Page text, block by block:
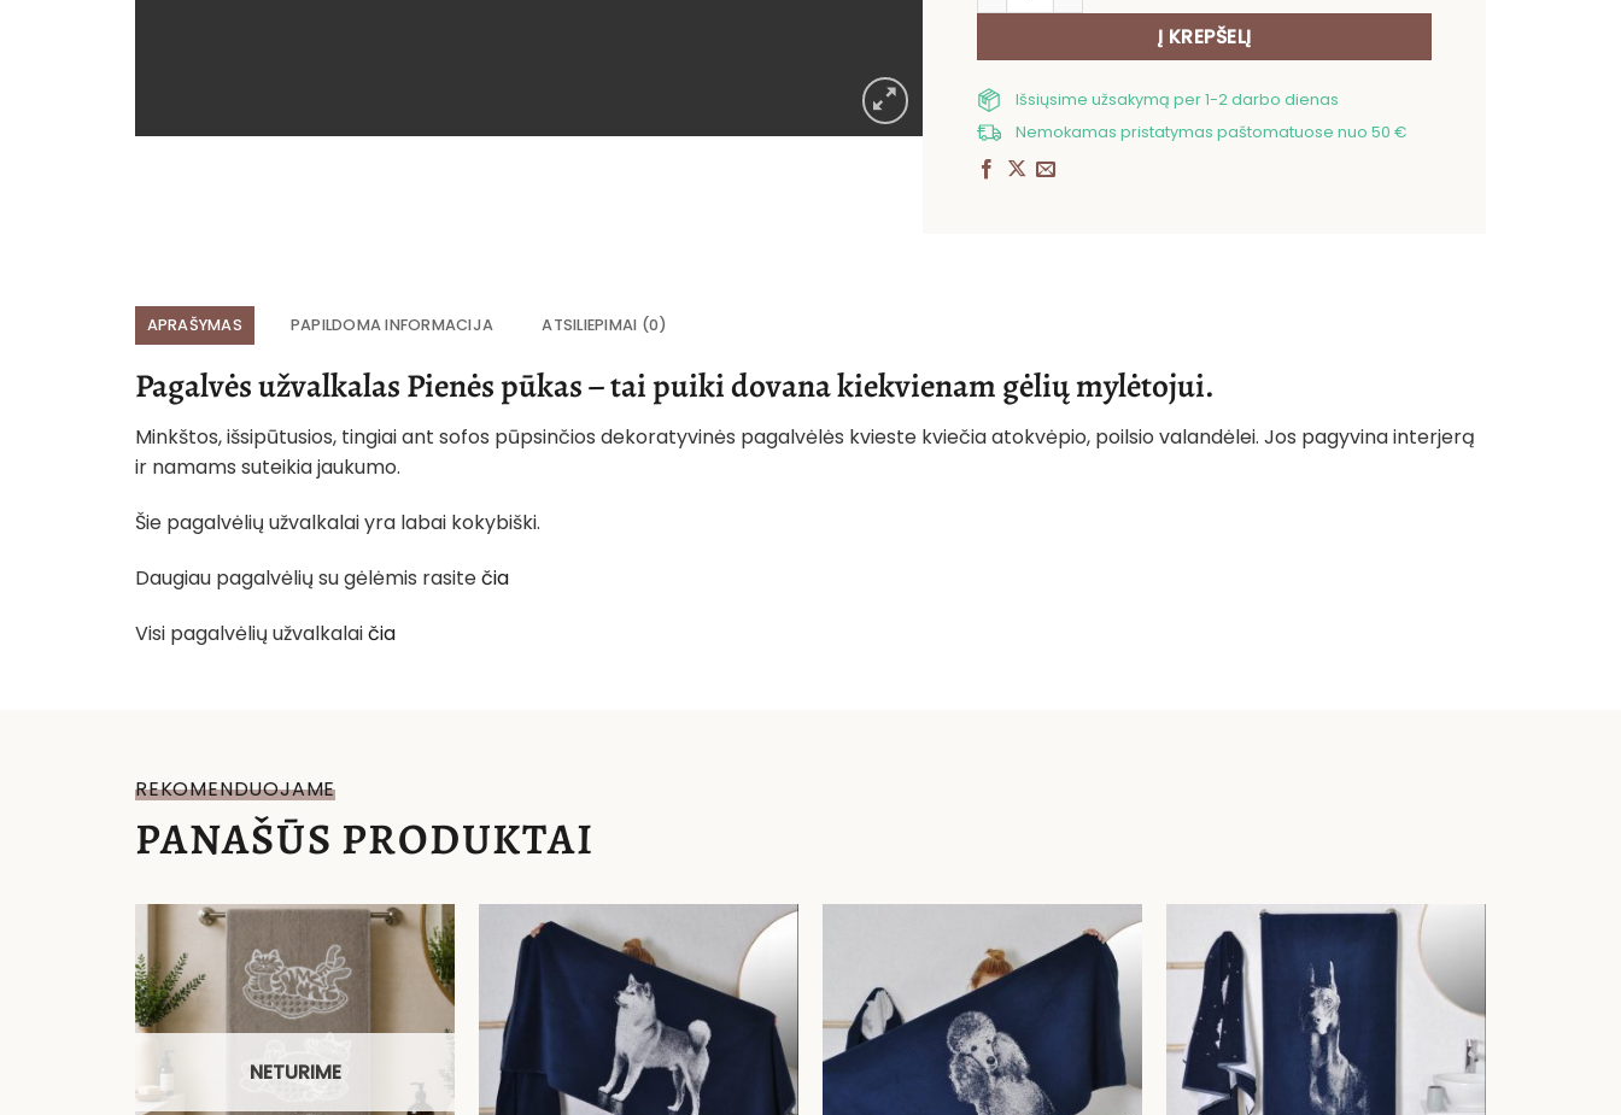
Į KREPŠELĮ
Išsiųsime užsakymą per 1-2 darbo dienas
Nemokamas pristatymas paštomatuose nuo 50 €
APRAŠYMAS PAPILDOMA INFORMACIJA ATSILIEPIMAI (0)
Pagalvės užvalkalas Pienės pūkas – tai puiki dovana kiekvienam gėlių mylėtojui.
Minkštos, išsipūtusios, tingiai ant sofos pūpsinčios dekoratyvinės pagalvėlės kvieste kviečia atokvėpio, poilsio valandėlei. Jos pagyvina interjerą
ir namams suteikia jaukumo.
Šie pagalvėlių užvalkalai yra labai kokybiški.
Daugiau pagalvėlių su gėlėmis rasitečia
Visi pagalvėlių užvalkalaičia
REKOMENDUOJAME
PANAŠŪS PRODUKTAI
NETURIME